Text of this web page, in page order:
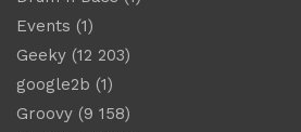
Events (1)
Geeky (12 203)
google2b (1)
Groovy (9 158)